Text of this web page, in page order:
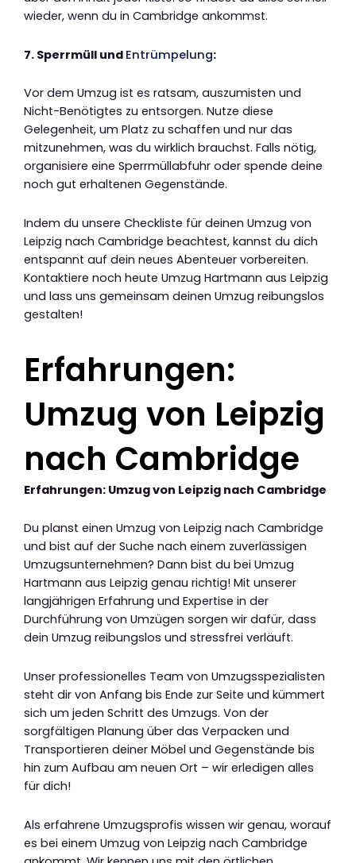
wieder, wenn du in Cambridge ankommst.
7. Sperrmüll und Entrümpelung:
Vor dem Umzug ist es ratsam, auszumisten und
Nicht-Benötigtes zu entsorgen. Nutze diese
Gelegenheit, um Platz zu schaffen und nur das
mitzunehmen, was du wirklich brauchst. Falls nötig,
organisiere eine Sperrmüllabfuhr oder spende deine
noch gut erhaltenen Gegenstände.
Indem du unsere Checkliste für deinen Umzug von
Leipzig nach Cambridge beachtest, kannst du dich
entspannt auf dein neues Abenteuer vorbereiten.
Kontaktiere noch heute Umzug Hartmann aus Leipzig
und lass uns gemeinsam deinen Umzug reibungslos
gestalten!
Erfahrungen:
Umzug von Leipzig
nach Cambridge
Erfahrungen: Umzug von Leipzig nach Cambridge
Du planst einen Umzug von Leipzig nach Cambridge
und bist auf der Suche nach einem zuverlässigen
Umzugsunternehmen? Dann bist du bei Umzug
Hartmann aus Leipzig genau richtig! Mit unserer
langjährigen Erfahrung und Expertise in der
Durchführung von Umzügen sorgen wir dafür, dass
dein Umzug reibungslos und stressfrei verläuft.
Unser professionelles Team von Umzugsspezialisten
steht dir von Anfang bis Ende zur Seite und kümmert
sich um jeden Schritt des Umzugs. Von der
sorgfältigen Planung über das Verpacken und
Transportieren deiner Möbel und Gegenstände bis
hin zum Aufbau am neuen Ort – wir erledigen alles
für dich!
Als erfahrene Umzugsprofis wissen wir genau, worauf
es bei einem Umzug von Leipzig nach Cambridge